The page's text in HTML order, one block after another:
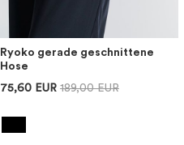
Ryoko gerade geschnittene
Hose
75,60 EUR 189,00 EUR